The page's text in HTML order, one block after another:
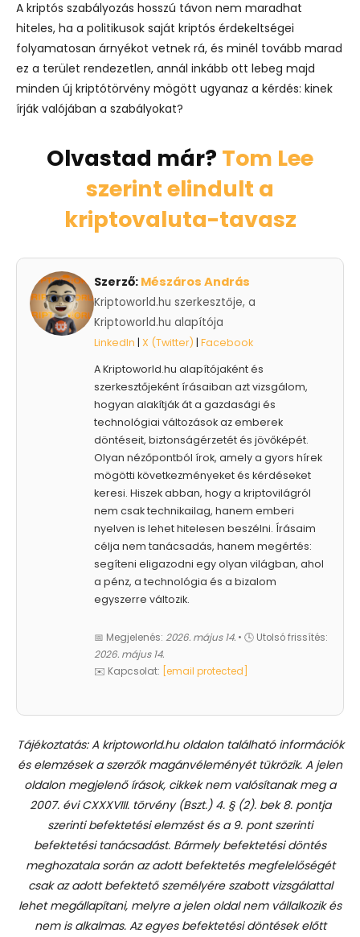
A kriptós szabályozás hosszú távon nem maradhat
hiteles, ha a politikusok saját kriptós érdekeltségei
folyamatosan árnyékot vetnek rá, és minél tovább marad
ez a terület rendezetlen, annál inkább ott lebeg majd
minden új kriptótörvény mögött ugyanaz a kérdés: kinek
írják valójában a szabályokat?
Olvastad már? Tom Lee
szerint elindult a
kriptovaluta-tavasz
Szerző: Mészáros András
Kriptoworld.hu szerkesztője, a
Kriptoworld.hu alapítója
LinkedIn | X (Twitter) | Facebook
A Kriptoworld.hu alapítójaként és
szerkesztőjeként írásaiban azt vizsgálom,
hogyan alakítják át a gazdasági és
technológiai változások az emberek
döntéseit, biztonságérzetét és jövőképét.
Olyan nézőpontból írok, amely a gyors hírek
mögötti következményeket és kérdéseket
keresi. Hiszek abban, hogy a kriptovilágról
nem csak technikailag, hanem emberi
nyelven is lehet hitelesen beszélni. Írásaim
célja nem tanácsadás, hanem megértés:
segíteni eligazodni egy olyan világban, ahol
a pénz, a technológia és a bizalom
egyszerre változik.
📅 Megjelenés: 2026. május 14. • 🕓 Utolsó frissítés:
2026. május 14.
✉️ Kapcsolat:
[email protected]
Tájékoztatás: A kriptoworld.hu oldalon található információk
és elemzések a szerzők magánvéleményét tükrözik. A jelen
oldalon megjelenő írások, cikkek nem valósítanak meg a
2007. évi CXXXVIII. törvény (Bszt.) 4. § (2). bek 8. pontja
szerinti befektetési elemzést és a 9. pont szerinti
befektetési tanácsadást. Bármely befektetési döntés
meghozatala során az adott befektetés megfelelőségét
csak az adott befektető személyére szabott vizsgálattal
lehet megállapítani, melyre a jelen oldal nem vállalkozik és
nem is alkalmas. Az egyes befektetési döntések előtt